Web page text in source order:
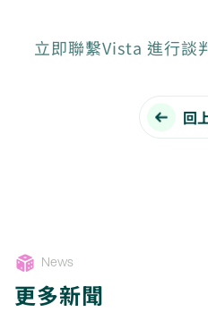
立即聯繫Vista 進行談
回
News
更多新聞